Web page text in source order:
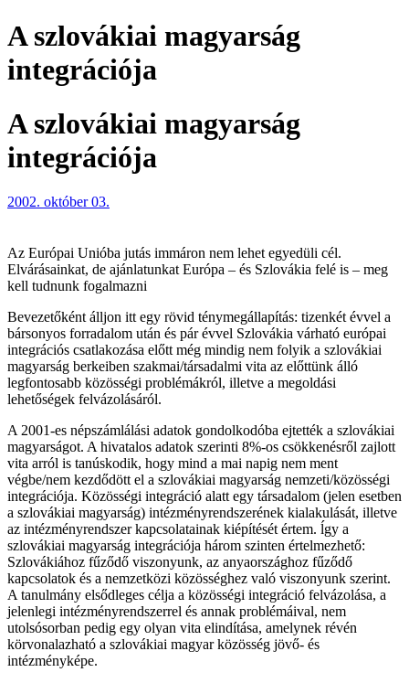
A szlovákiai magyarság
integrációja
A szlovákiai magyarság
integrációja
2002. október 03.
Az Európai Unióba jutás immáron nem lehet egyedüli cél.
Elvárásainkat, de ajánlatunkat Európa – és Szlovákia felé is – meg
kell tudnunk fogalmazni
Bevezetőként álljon itt egy rövid ténymegállapítás: tizenkét évvel a
bársonyos forradalom után és pár évvel Szlovákia várható európai
integrációs csatlakozása előtt még mindig nem folyik a szlovákiai
magyarság berkeiben szakmai/társadalmi vita az előttünk álló
legfontosabb közösségi problémákról, illetve a megoldási
lehetőségek felvázolásáról.
A 2001-es népszámlálási adatok gondolkodóba ejtették a szlovákiai
magyarságot. A hivatalos adatok szerinti 8%-os csökkenésről zajlott
vita arról is tanúskodik, hogy mind a mai napig nem ment
végbe/nem kezdődött el a szlovákiai magyarság nemzeti/közösségi
integrációja. Közösségi integráció alatt egy társadalom (jelen esetben
a szlovákiai magyarság) intézményrendszerének kialakulását, illetve
az intézményrendszer kapcsolatainak kiépítését értem. ĺgy a
szlovákiai magyarság integrációja három szinten értelmezhető:
Szlovákiához fűződő viszonyunk, az anyaországhoz fűződő
kapcsolatok és a nemzetközi közösséghez való viszonyunk szerint.
A tanulmány elsődleges célja a közösségi integráció felvázolása, a
jelenlegi intézményrendszerrel és annak problémáival, nem
utolsósorban pedig egy olyan vita elindítása, amelynek révén
körvonalazható a szlovákiai magyar közösség jövő- és
intézményképe.